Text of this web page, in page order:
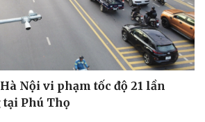
Nội vi phạm tốc độ 21 lần
Phú Thọ